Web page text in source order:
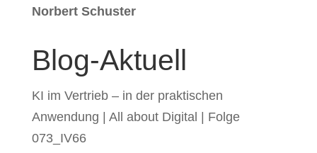
Norbert Schuster
Blog-Aktuell
KI im Vertrieb – in der praktischen
Anwendung | All about Digital | Folge
073_IV66